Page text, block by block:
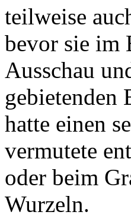
teilweise
bevor sie im
Ausschau
gebietenden
hatte einen
vermutete
oder beim
Wurzeln.